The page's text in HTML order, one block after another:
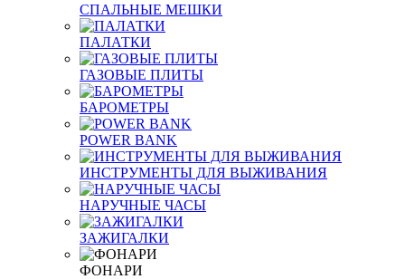
СПАЛЬНЫЕ МЕШКИ
ПАЛАТКИ
ГАЗОВЫЕ ПЛИТЫ
БАРОМЕТРЫ
POWER BANK
ИНСТРУМЕНТЫ ДЛЯ ВЫЖИВАНИЯ
НАРУЧНЫЕ ЧАСЫ
ЗАЖИГАЛКИ
ФОНАРИ